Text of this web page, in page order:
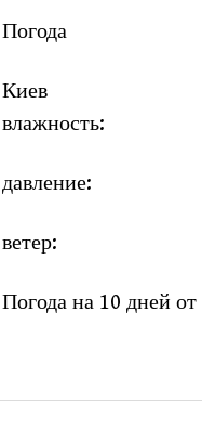
Погода
Киев
влажность:
давление:
ветер:
Погода на 10 дней от